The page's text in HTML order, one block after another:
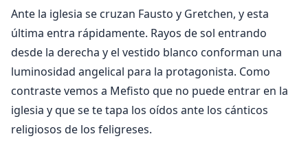
Ante la iglesia se cruzan Fausto y Gretchen, y esta
última entra rápidamente. Rayos de sol entrando
desde la derecha y el vestido blanco conforman una
luminosidad angelical para la protagonista. Como
contraste vemos a Mefisto que no puede entrar en la
iglesia y que se te tapa los oídos ante los cánticos
religiosos de los feligreses.